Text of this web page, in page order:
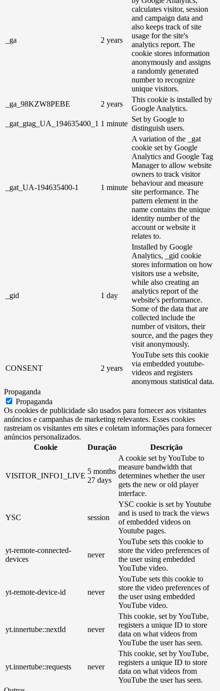
_ga 2 years
calculates visitor, session
and campaign data and
also keeps track of site
usage for the site's
analytics report. The
cookie stores information
anonymously and assigns
a randomly generated
number to recognize
unique visitors.
_ga_98KZW8PEBE
2 years
This cookie is installed by
Google Analytics.
_gat_gtag_UA_194635400_1 1 minute
Set by Google to
distinguish users.
_gat_UA-194635400-1 1 minute
A variation of the _gat
cookie set by Google
Analytics and Google Tag
Manager to allow website
owners to track visitor
behaviour and measure
site performance. The
pattern element in the
name contains the unique
identity number of the
account or website it
relates to.
_gid 1 day
Installed by Google
Analytics, _gid cookie
stores information on how
visitors use a website,
while also creating an
analytics report of the
website's performance.
Some of the data that are
collected include the
number of visitors, their
source, and the pages they
visit anonymously.
CONSENT 2 years
YouTube sets this cookie
via embedded youtube-
videos and registers
anonymous statistical data.
Propaganda
Propaganda
Os cookies de publicidade são usados ​​para fornecer aos visitantes
anúncios e campanhas de marketing relevantes. Esses cookies
rastreiam os visitantes em sites e coletam informações para fornecer
anúncios personalizados.
Cookie
Duração Descrição
VISITOR_INFO1_LIVE
5 months
27 days
A cookie set by YouTube to
measure bandwidth that
determines whether the user
gets the new or old player
interface.
YSC session
YSC cookie is set by Youtube
and is used to track the views
of embedded videos on
Youtube pages.
yt-remote-connected-
devices
never
YouTube sets this cookie to
store the video preferences of
the user using embedded
YouTube video.
yt-remote-device-id never
YouTube sets this cookie to
store the video preferences of
the user using embedded
YouTube video.
yt.innertube::nextId never
This cookie, set by YouTube,
registers a unique ID to store
data on what videos from
YouTube the user has seen.
yt.innertube::requests never
This cookie, set by YouTube,
registers a unique ID to store
data on what videos from
YouTube the user has seen.